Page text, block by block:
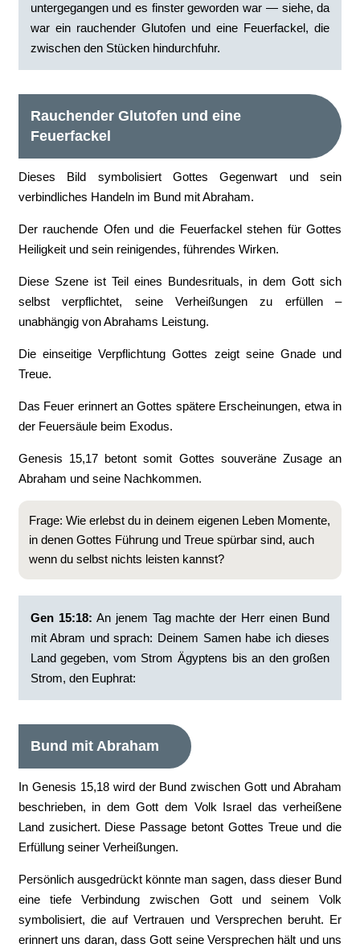
untergegangen und es finster geworden war — siehe, da
war ein rauchender Glutofen und eine Feuerfackel, die
zwischen den Stücken hindurchfuhr.
Rauchender Glutofen und eine
Feuerfackel
Dieses Bild symbolisiert Gottes Gegenwart und sein
verbindliches Handeln im Bund mit Abraham.
Der rauchende Ofen und die Feuerfackel stehen für Gottes
Heiligkeit und sein reinigendes, führendes Wirken.
Diese Szene ist Teil eines Bundesrituals, in dem Gott sich
selbst verpflichtet, seine Verheißungen zu erfüllen –
unabhängig von Abrahams Leistung.
Die einseitige Verpflichtung Gottes zeigt seine Gnade und
Treue.
Das Feuer erinnert an Gottes spätere Erscheinungen, etwa in
der Feuersäule beim Exodus.
Genesis 15,17 betont somit Gottes souveräne Zusage an
Abraham und seine Nachkommen.
Frage: Wie erlebst du in deinem eigenen Leben Momente,
in denen Gottes Führung und Treue spürbar sind, auch
wenn du selbst nichts leisten kannst?
Gen 15:18: ‭An jenem Tag machte der Herr einen Bund
mit Abram und sprach: Deinem Samen habe ich dieses
Land gegeben, vom Strom Ägyptens bis an den großen
Strom, den Euphrat:
Bund mit Abraham
In Genesis 15,18 wird der Bund zwischen Gott und Abraham
beschrieben, in dem Gott dem Volk Israel das verheißene
Land zusichert. Diese Passage betont Gottes Treue und die
Erfüllung seiner Verheißungen.
Persönlich ausgedrückt könnte man sagen, dass dieser Bund
eine tiefe Verbindung zwischen Gott und seinem Volk
symbolisiert, die auf Vertrauen und Versprechen beruht. Er
erinnert uns daran, dass Gott seine Versprechen hält und uns